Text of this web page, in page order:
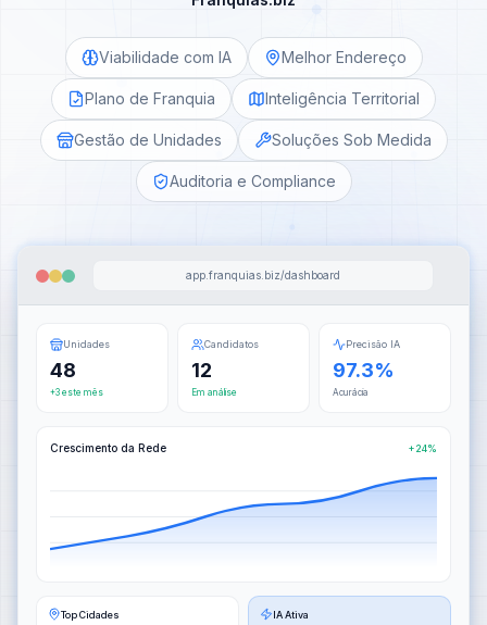
Viabilidade com IA Melhor Endereço
Plano de Franquia Inteligência Territorial
Gestão de Unidades Soluções Sob Medida
Auditoria e Compliance
app.franquias.biz/dashboard
Unidades
48
+3 este mês
Candidatos
12
Em análise
Precisão IA
97.3%
Acurácia
Crescimento da Rede +24%
Top Cidades IA Ativa